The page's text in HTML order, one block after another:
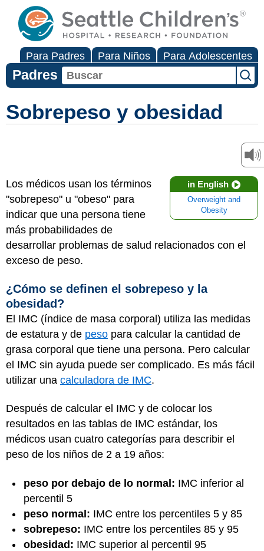
Para Padres Para Niños Para Adolescentes
Padres
Sobrepeso y obesidad
in English
Overweight and
Obesity
Los médicos usan los términos
"sobrepeso" u "obeso" para
indicar que una persona tiene
más probabilidades de
desarrollar problemas de salud relacionados con el
exceso de peso.
¿Cómo se definen el sobrepeso y la
obesidad?
El IMC (índice de masa corporal) utiliza las medidas
de estatura y de peso para calcular la cantidad de
grasa corporal que tiene una persona. Pero calcular
el IMC sin ayuda puede ser complicado. Es más fácil
utilizar una calculadora de IMC.
Después de calcular el IMC y de colocar los
resultados en las tablas de IMC estándar, los
médicos usan cuatro categorías para describir el
peso de los niños de 2 a 19 años:
peso por debajo de lo normal: IMC inferior al
percentil 5
peso normal: IMC entre los percentiles 5 y 85
sobrepeso: IMC entre los percentiles 85 y 95
obesidad: IMC superior al percentil 95